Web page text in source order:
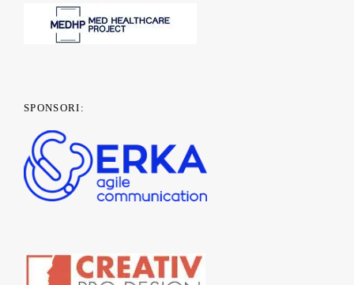
SPONSORI: